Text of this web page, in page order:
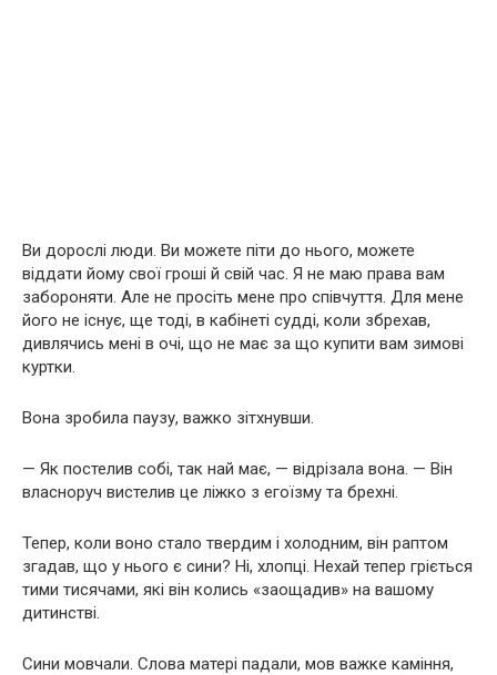
Ви дорослі люди. Ви можете піти до нього, можете
віддати йому свої гроші й свій час. Я не маю права вам
забороняти. Але не просіть мене про співчуття. Для мене
його не існує, ще тоді, в кабінеті судді, коли збрехав,
дивлячись мені в очі, що не має за що купити вам зимові
куртки.
Вона зробила паузу, важко зітхнувши.
— Як постелив собі, так най має, — відрізала вона. — Він
власноруч вистелив це ліжко з егоїзму та брехні.
Тепер, коли воно стало твердим і холодним, він раптом
згадав, що у нього є сини? Ні, хлопці. Нехай тепер гріється
тими тисячами, які він колись «заощадив» на вашому
дитинстві.
Сини мовчали. Слова матері падали, мов важке каміння,